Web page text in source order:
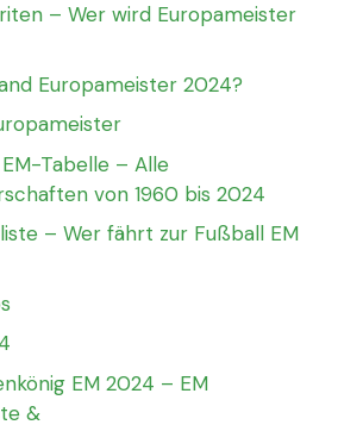
– Wer wird Europameister
Europameister 2024?
Tabelle – Alle
von 1960 bis 2024
– Wer fährt zur Fußball EM
EM 2024 – EM
&